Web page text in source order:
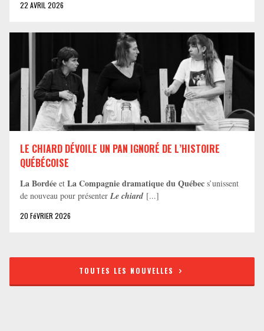
22 AVRIL 2026
LE CHIARD DÉVOILE UN PAN IGNORÉ DE L’HISTOIRE
QUÉBÉCOISE
La Bordée et La Compagnie dramatique du Québec s’unissent
de nouveau pour présenter Le chiard [...]
20 FéVRIER 2026
TOUTES LES NOUVELLES